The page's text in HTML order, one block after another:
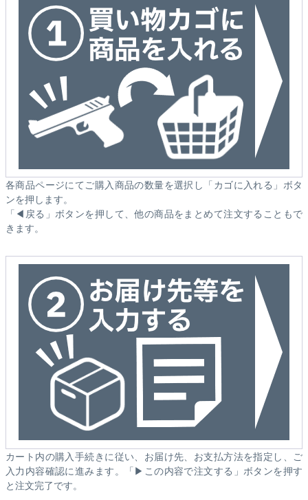
各商品ページにてご購入商品の数量を選択し「カゴに入れる」ボタ
ンを押します。
「◀戻る」ボタンを押して、他の商品をまとめて注文することもで
きます。
カート内の購入手続きに従い、お届け先、お支払方法を指定し、ご
入力内容確認に進みます。「▶この内容で注文する」ボタンを押す
と注文完了です。